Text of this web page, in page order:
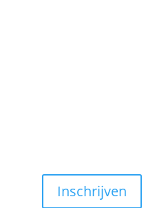
Inschrijven